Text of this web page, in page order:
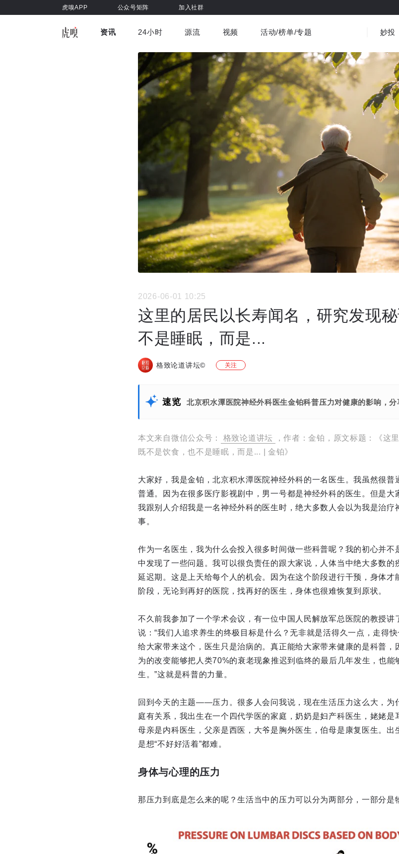
虎嗅APP 公众号矩阵 加入社群
资讯
车与出行 商业消费 社会文化 金融财经
健康 书影音 医疗 3C数码
24小时 源流 视频
虎嗅视界 视频精选
活动/榜单/专题 妙投
2026-06-01 10:25
这里的居民以长寿闻名，研究发现
不是睡眠，而是...
格致论道讲坛© 关注
速览 北京积水潭医院神经外科医生金铂科普压力对健康的影响，
本文来自微信公众号： 格致论道讲坛
，作者：金铂，原文标题：《这
既不是饮食，也不是睡眠，而是... | 金铂》
大家好，我是金铂，北京积水潭医院神经外科的一名医生。我虽然很普
普通。因为在很多医疗影视剧中，男一号都是神经外科的医生。但是大
我跟别人介绍我是一名神经外科的医生时，绝大多数人会以为我是治疗
事。
作为一名医生，我为什么会投入很多时间做一些科普呢？我的初心并
中发现了一些问题。我可以很负责任的跟大家说，人体当中绝大多数的
延迟期。这是上天给每个人的机会。因为在这个阶段进行干预，身体才
阶段，无论到再好的医院，找再好的医生，身体也很难恢复到原状。
不久前我参加了一个学术会议，有一位中国人民解放军总医院的教授讲
说：“我们人追求养生的终极目标是什么？无非就是活得久一点，走得
给大家带来这个，医生只是治病的。真正能给大家带来健康的是科普
为的改变能够把人类70%的衰老现象推迟到临终的最后几年发生，也
生。”这就是科普的力量。
回到今天的主题——压力。很多人会问我说，现在生活压力这么大，为
庭有关系，我出生在一个四代学医的家庭，奶奶是妇产科医生，姥姥是
母亲是内科医生，父亲是西医，大爷是胸外医生，伯母是康复医生。
是想“不好好活着”都难。
身体与心理的压力
那压力到底是怎么来的呢？生活当中的压力可以分为两部分，一部分是